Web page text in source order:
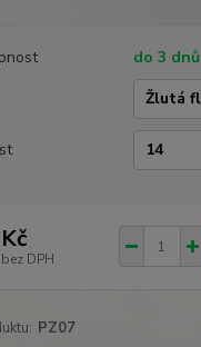
do 3 dnů
bez DPH
PZ07